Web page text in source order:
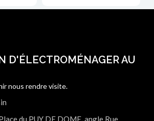
D'ÉLECTROMÉNAGER AU
nous rendre visite.
du PUY DE DOME, angle Rue